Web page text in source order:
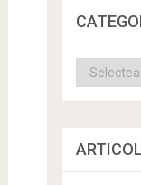
Categorii